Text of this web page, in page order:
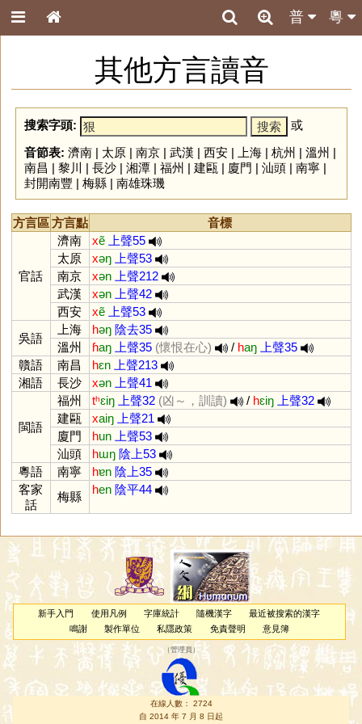
粵
普
其他方言讀音
搜索字頭:
或
音節表: 濟南| 太原| 南京| 武漢 | 西安| 上海| 杭州 | 溫州 |
南昌 | 黎川 | 長沙| 湘潭| 福州 | 建甌 | 廈門 | 汕頭| 南寧|
封開南豐 | 梅縣| 南雄珠璣
方言區方言點 音標
官話
濟南 xẽ
上聲55
太原
xəŋ
上聲53
南京
xən
上聲212
武漢
xən
上聲42
西安
xẽ
上聲53
吳語
上海 həŋ 陰去35
溫州
ɦaŋ 上聲35 (懷恨在心) / haŋ
上聲35
贛語
南昌 hɛn
上聲213
湘語
長沙 xən 上聲41
閩語
福州 tʰɛiŋ 上聲32 (凶～，訓讀) / hɛiŋ
上聲32
建甌
xaiŋ
上聲21
廈門
hun
上聲53
汕頭
hɯŋ 陰上53
粵語
南寧 hɐn 陰上35
客家
話
梅縣
hen 陰平44
新手入門 使用凡例 字庫統計 隨機漢字
最近被搜索的漢字
鳴謝
製作單位 私隱政策 免責聲明 意見簿
（管理員 ）
在線人數： 2724
自 2014 年 7 月 8 日起